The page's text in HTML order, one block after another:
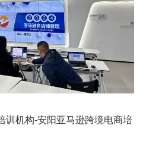
训机构-安阳亚马逊跨境电商培